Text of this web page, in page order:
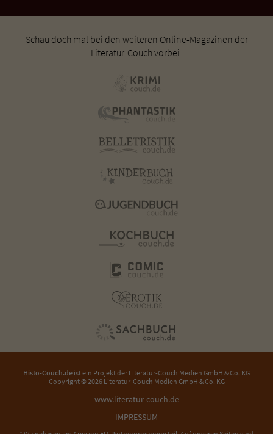
Schau doch mal bei den weiteren Online-Magazinen der
Literatur-Couch vorbei:
Histo-Couch.de ist ein Projekt der Literatur-Couch Medien GmbH & Co. KG
Copyright © 2026 Literatur-Couch Medien GmbH & Co. KG
www.literatur-couch.de
IMPRESSUM